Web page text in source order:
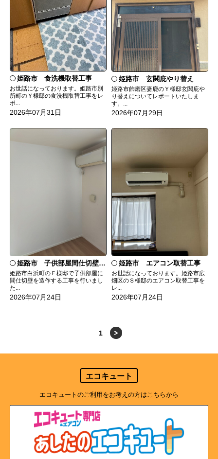
姫路市 食洗機取替工事
お世話になっております。姫路市別
所町のＹ様邸の食洗機取替工事をレ
ポ...
2026年07月31日
姫路市 玄関庇やり替え
姫路市飾磨区妻鹿のＹ様邸玄関庇や
り替えについてレポートいたしま
す。...
2026年07月29日
姫路市 子供部屋間仕切壁造作
姫路市白浜町のＦ様邸で子供部屋に
間仕切壁を造作する工事を行いまし
た...
2026年07月24日
姫路市 エアコン取替工事
お世話になっております。姫路市広
畑区のＳ様邸のエアコン取替工事を
レ...
2026年07月24日
1 >
エコキュート
エコキュートのご利用をお考えの方はこちらから